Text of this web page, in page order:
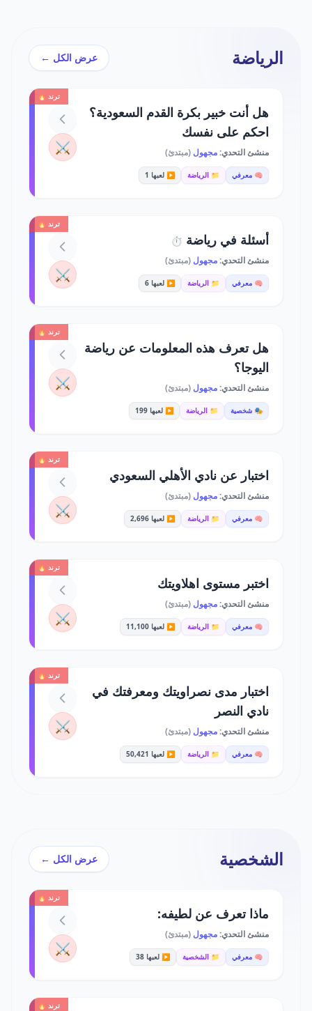
الرياضة عرض الكل ←
ترند 🔥
هل أنت خبير بكرة القدم السعودية؟
احكم على نفسك
منشئ التحدي:مجهول (مبتدئ)
🧠 معرفي 📁 الرياضة ▶️ لعبها 1
⚔️
ترند 🔥
أسئلة في رياضة ⏱️
منشئ التحدي:مجهول (مبتدئ)
🧠 معرفي 📁 الرياضة ▶️ لعبها 6 ⚔️
ترند 🔥
هل تعرف هذه المعلومات عن رياضة
اليوجا؟
منشئ التحدي:مجهول (مبتدئ)
🎭 شخصية 📁 الرياضة ▶️ لعبها 199
⚔️
ترند 🔥
اختبار عن نادي الأهلي السعودي
منشئ التحدي:مجهول (مبتدئ)
🧠 معرفي 📁 الرياضة ▶️ لعبها 2,696 ⚔️
ترند 🔥
اختبر مستوى اهلاويتك
منشئ التحدي:مجهول (مبتدئ)
🧠 معرفي 📁 الرياضة ▶️ لعبها 11,100 ⚔️
ترند 🔥
اختبار مدى نصراويتك ومعرفتك في
نادي النصر
منشئ التحدي:مجهول (مبتدئ)
🧠 معرفي 📁 الرياضة ▶️ لعبها 50,421
⚔️
الشخصية عرض الكل ←
ترند 🔥
ماذا تعرف عن لطيفه:
منشئ التحدي:مجهول (مبتدئ)
🧠 معرفي 📁 الشخصية ▶️ لعبها 38 ⚔️
ترند 🔥